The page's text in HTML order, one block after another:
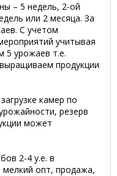
– 5 недель, 2-ой
или 2 месяца. За
С учетом
учитывая
5 урожаев т.е.
продукции
камер по
резерв
может
2-4 у.е. в
мелкий опт, продажа,